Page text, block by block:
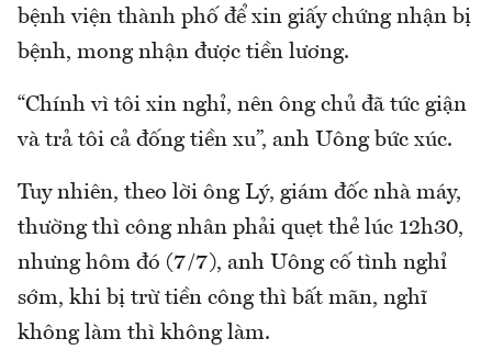
bệnh viện thành phố để xin giấy chứng nhận bị
bệnh, mong nhận được tiền lương.
“Chính vì tôi xin nghỉ, nên ông chủ đã tức giận
và trả tôi cả đống tiền xu”, anh Uông bức xúc.
Tuy nhiên, theo lời ông Lý, giám đốc nhà máy,
thường thì công nhân phải quẹt thẻ lúc 12h30,
nhưng hôm đó (7/7), anh Uông cố tình nghỉ
sớm, khi bị trừ tiền công thì bất mãn, nghĩ
không làm thì không làm.